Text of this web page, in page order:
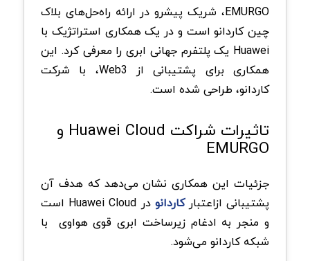
EMURGO، شریک پیشرو در ارائه راه‌حل‌های بلاک
چین کاردانو است و در یک همکاری استراتژیک با
Huawei یک پلتفرم جهانی ابری را معرفی کرد. این
همکاری برای پشتیبانی از Web3، با شرکت
کاردانو، طراحی شده است.
تاثیرات شراکت Huawei Cloud و
EMURGO
جزئیات این همکاری نشان می‌دهد که هدف آن
پشتیبانی ازاعتبارکاردانو
در Huawei Cloud است
و منجر به ادغام زیرساخت ابری قوی هواوی با
شبکه کاردانو می‌شود.